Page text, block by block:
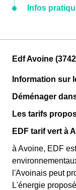
Infos
Edf Avoine
Information sur
Déménager
Les tarifs
EDF tarif vert à
à Avoine, EDF
l'Avoinais peut
L'énergie